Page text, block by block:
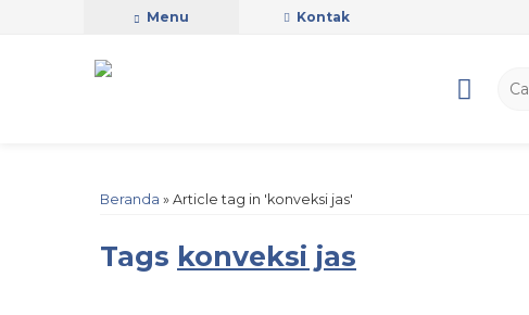
Menu Kontak
Beranda » Article tag in 'konveksi jas'
Tags konveksi jas